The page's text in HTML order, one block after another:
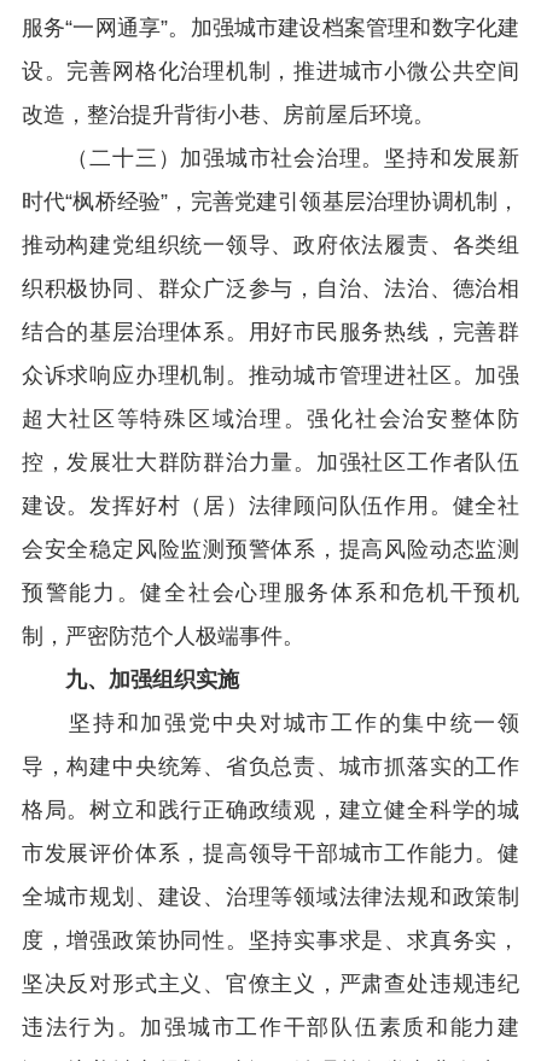
服务“一网通享”。加强城市建设档案管理和数字化建
设。完善网格化治理机制，推进城市小微公共空间
改造，整治提升背街小巷、房前屋后环境。
（二十三）加强城市社会治理。坚持和发展新
时代“枫桥经验”，完善党建引领基层治理协调机制，
推动构建党组织统一领导、政府依法履责、各类组
织积极协同、群众广泛参与，自治、法治、德治相
结合的基层治理体系。用好市民服务热线，完善群
众诉求响应办理机制。推动城市管理进社区。加强
超大社区等特殊区域治理。强化社会治安整体防
控，发展壮大群防群治力量。加强社区工作者队伍
建设。发挥好村（居）法律顾问队伍作用。健全社
会安全稳定风险监测预警体系，提高风险动态监测
预警能力。健全社会心理服务体系和危机干预机
制，严密防范个人极端事件。
九、加强组织实施
坚持和加强党中央对城市工作的集中统一领
导，构建中央统筹、省负总责、城市抓落实的工作
格局。树立和践行正确政绩观，建立健全科学的城
市发展评价体系，提高领导干部城市工作能力。健
全城市规划、建设、治理等领域法律法规和政策制
度，增强政策协同性。坚持实事求是、求真务实，
坚决反对形式主义、官僚主义，严肃查处违规违纪
违法行为。加强城市工作干部队伍素质和能力建